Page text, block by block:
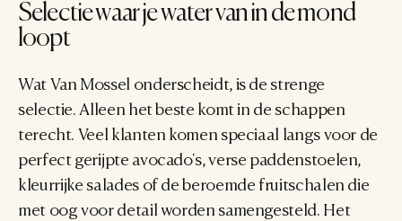
Selectie waar je water van in de mond
loopt
Wat Van Mossel onderscheidt, is de strenge
selectie. Alleen het beste komt in de schappen
terecht. Veel klanten komen speciaal langs voor de
perfect gerijpte avocado's, verse paddenstoelen,
kleurrijke salades of de beroemde fruitschalen die
met oog voor detail worden samengesteld. Het